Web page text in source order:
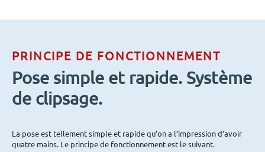
PRINCIPE DE FONCTIONNEMENT
Pose simple et rapide. Système
de clipsage.
La pose est tellement simple et rapide qu’on a l’impression d’avoir
quatre mains. Le principe de fonctionnement est le suivant.